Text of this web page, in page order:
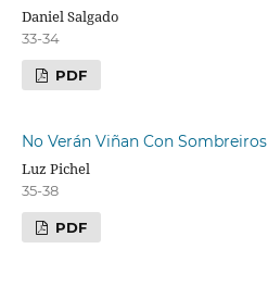
Daniel Salgado
33-34
PDF
No Verán Viñan Con Sombreiros
Luz Pichel
35-38
PDF